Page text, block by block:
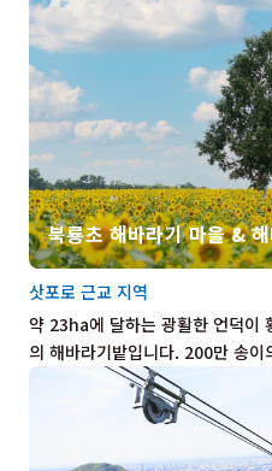
북룡초 해바라기 마을 &
약 23ha에 달하는 광활한 언덕이
의 해바라기밭입니다. 200만 송
삿포로 근교 지역